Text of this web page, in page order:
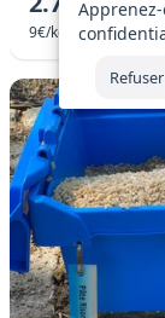
Refuser
9€/kg